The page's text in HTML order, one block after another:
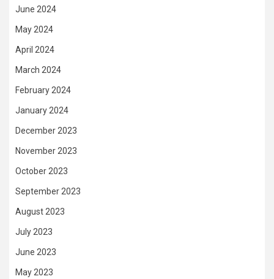
June 2024
May 2024
April 2024
March 2024
February 2024
January 2024
December 2023
November 2023
October 2023
September 2023
August 2023
July 2023
June 2023
May 2023